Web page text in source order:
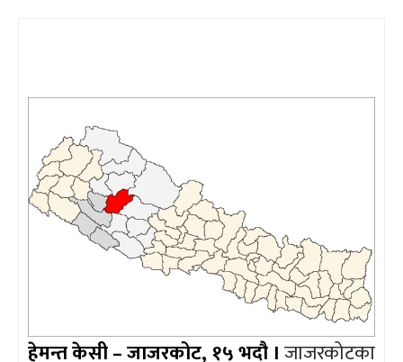
हेमन्त केसी – जाजरकोट, १५ भदौ ।जाजरकोटका